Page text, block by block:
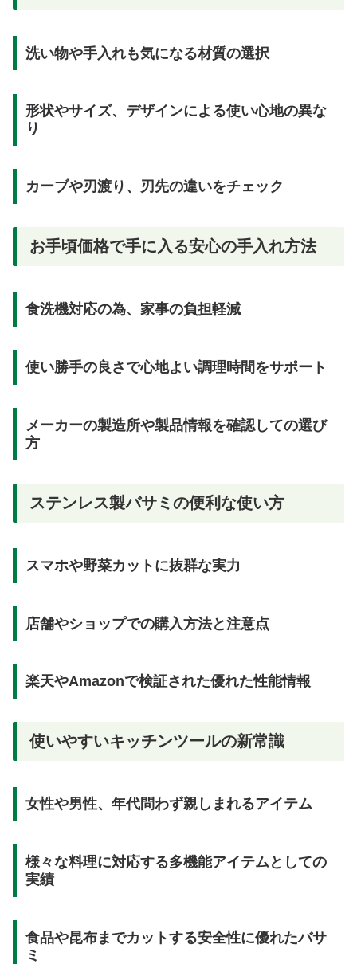
洗い物や手入れも気になる材質の選択
形状やサイズ、デザインによる使い心地の異な
り
カーブや刃渡り、刃先の違いをチェック
お手頃価格で手に入る安心の手入れ方法
食洗機対応の為、家事の負担軽減
使い勝手の良さで心地よい調理時間をサポート
メーカーの製造所や製品情報を確認しての選び
方
ステンレス製バサミの便利な使い方
スマホや野菜カットに抜群な実力
店舗やショップでの購入方法と注意点
楽天やAmazonで検証された優れた性能情報
使いやすいキッチンツールの新常識
女性や男性、年代問わず親しまれるアイテム
様々な料理に対応する多機能アイテムとしての
実績
食品や昆布までカットする安全性に優れたバサ
ミ